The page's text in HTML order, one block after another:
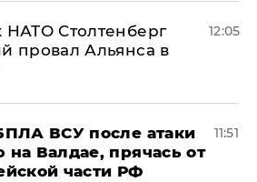
Столтенберг
провал Альянса в
12:05
ВСУ после атаки
Валдае, прячась от
части РФ
11:51